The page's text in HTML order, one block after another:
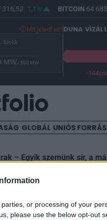
or processing of your
please use the below opt-out
1,1% BITCOIN64
Mit jelent ez?
blokk
MW/ 500 MW
DUNA
-144cm
GLOBÁL UNIÓS
– Egyik szemünk sír, a
volt ilyen